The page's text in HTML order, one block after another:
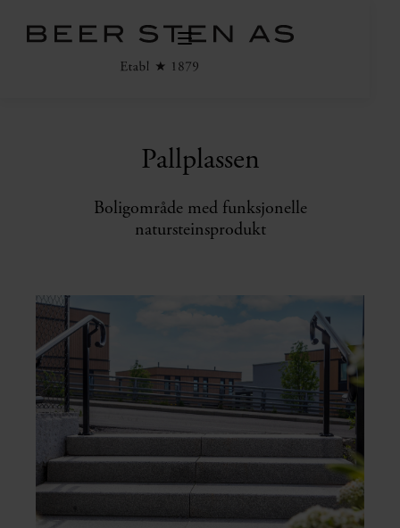
Pallplassen
Boligområde med funksjonelle
natursteinsprodukt